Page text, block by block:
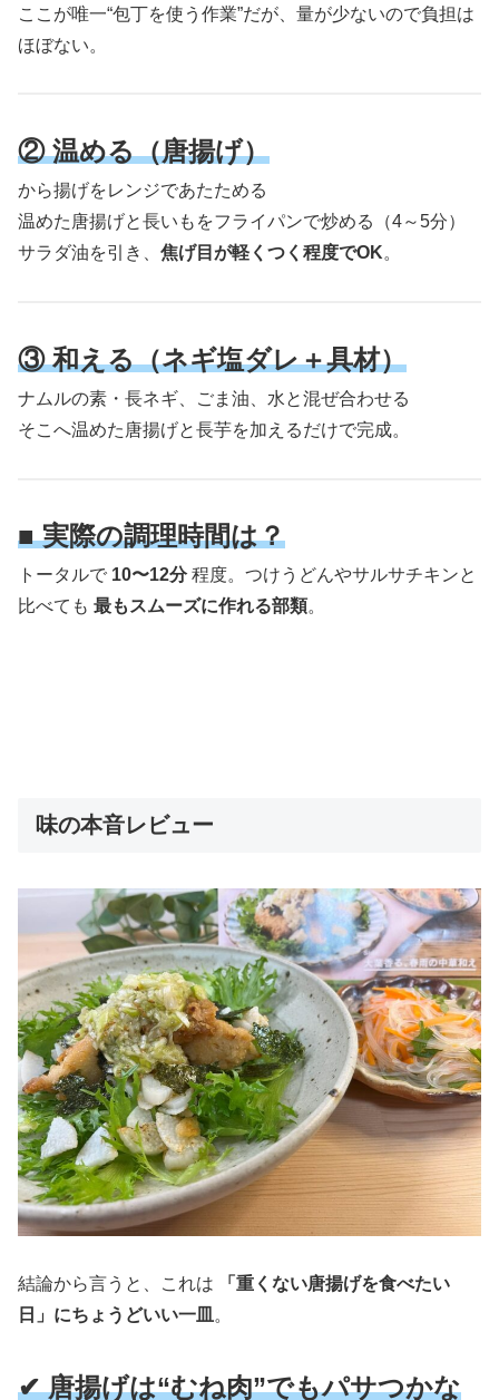
ここが唯一“包丁を使う作業”だが、量が少ないので負担は
ほぼない。
② 温める（唐揚げ）
から揚げをレンジであたためる
温めた唐揚げと長いもをフライパンで炒める（4～5分）
サラダ油を引き、 焦げ目が軽くつく程度でOK。
③ 和える（ネギ塩ダレ＋具材）
ナムルの素・長ネギ、ごま油、水と混ぜ合わせる
そこへ温めた唐揚げと長芋を加えるだけで完成。
■ 実際の調理時間は？
トータルで 10〜12分程度。つけうどんやサルサチキンと
比べても 最もスムーズに作れる部類。
味の本音レビュー
結論から言うと、これは
「重くない唐揚げを食べたい
日」にちょうどいい一皿 。
✔ 唐揚げは“むね肉”でもパサつかな